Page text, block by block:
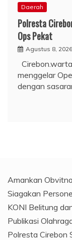
Daerah
Polresta
Ops Pekat
Agustus 8, 2026
menggelar
dengan
Amankan
Siagakan
KONI Belitung
Publikasi
Polresta Cirebon